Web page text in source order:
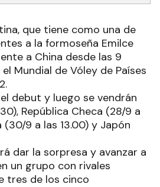
que tiene como una de
a la formoseña Emilce
a China desde las 9
Mundial de Vóley de Países
debut y luego se vendrán
República Checa (28/9 a
(30/9 a las 13.00) y Japón
dar la sorpresa y avanzar a
un grupo con rivales
tres de los cinco